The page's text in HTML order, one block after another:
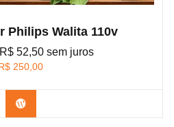
Philips Walita 110v
52,50 sem juros
250,00
Confira na Amazon